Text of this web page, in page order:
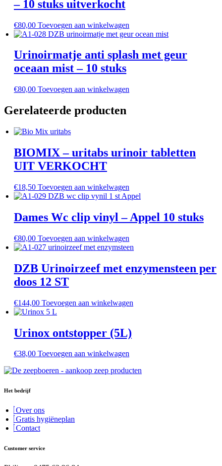
– 10 stuks uitverkocht
€80,00 Toevoegen aan winkelwagen
Urinoirmatje anti splash met geur
oceaan mist – 10 stuks
€80,00 Toevoegen aan winkelwagen
Gerelateerde producten
BIOMIX – uritabs urinoir tabletten
UIT VERKOCHT
€18,50 Toevoegen aan winkelwagen
Dames Wc clip vinyl – Appel 10 stuks
€80,00 Toevoegen aan winkelwagen
DZB Urinoirzeef met enzymensteen per
doos 12 ST
€144,00 Toevoegen aan winkelwagen
Urinox ontstopper (5L)
€38,00 Toevoegen aan winkelwagen
Het bedrijf
Over ons
Gratis hygiëneplan
Contact
Customer service